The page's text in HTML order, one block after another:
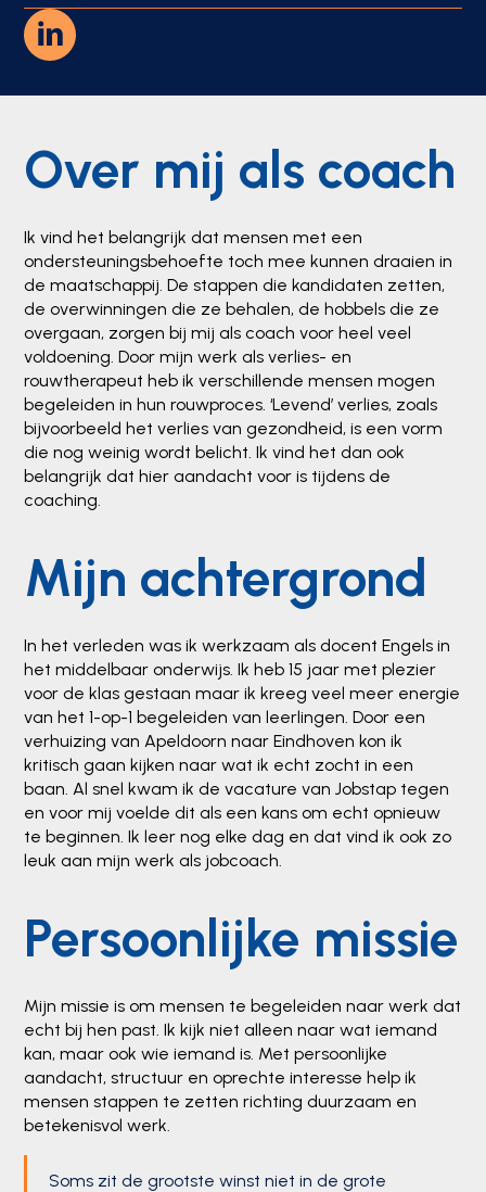
Over mij als coach
Ik vind het belangrijk dat mensen met een
ondersteuningsbehoefte toch mee kunnen draaien in
de maatschappij. De stappen die kandidaten zetten,
de overwinningen die ze behalen, de hobbels die ze
overgaan, zorgen bij mij als coach voor heel veel
voldoening. Door mijn werk als verlies- en
rouwtherapeut heb ik verschillende mensen mogen
begeleiden in hun rouwproces. ‘Levend’ verlies, zoals
bijvoorbeeld het verlies van gezondheid, is een vorm
die nog weinig wordt belicht. Ik vind het dan ook
belangrijk dat hier aandacht voor is tijdens de
coaching.
Mijn achtergrond
In het verleden was ik werkzaam als docent Engels in
het middelbaar onderwijs. Ik heb 15 jaar met plezier
voor de klas gestaan maar ik kreeg veel meer energie
van het 1-op-1 begeleiden van leerlingen. Door een
verhuizing van Apeldoorn naar Eindhoven kon ik
kritisch gaan kijken naar wat ik echt zocht in een
baan. Al snel kwam ik de vacature van Jobstap tegen
en voor mij voelde dit als een kans om echt opnieuw
te beginnen. Ik leer nog elke dag en dat vind ik ook zo
leuk aan mijn werk als jobcoach.
Persoonlijke missie
Mijn missie is om mensen te begeleiden naar werk dat
echt bij hen past. Ik kijk niet alleen naar wat iemand
kan, maar ook wie iemand is. Met persoonlijke
aandacht, structuur en oprechte interesse help ik
mensen stappen te zetten richting duurzaam en
betekenisvol werk.
Soms zit de grootste winst niet in de grote